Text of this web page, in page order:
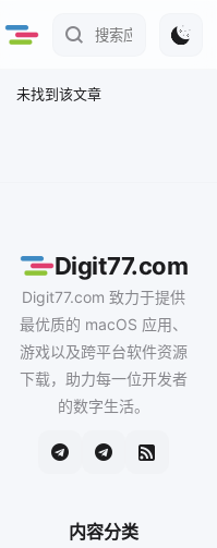
未找到该文章
Digit77.com
Digit77.com 致力于提供
最优质的 macOS 应用、
游戏以及跨平台软件资源
下载，助力每一位开发者
的数字生活。
内容分类